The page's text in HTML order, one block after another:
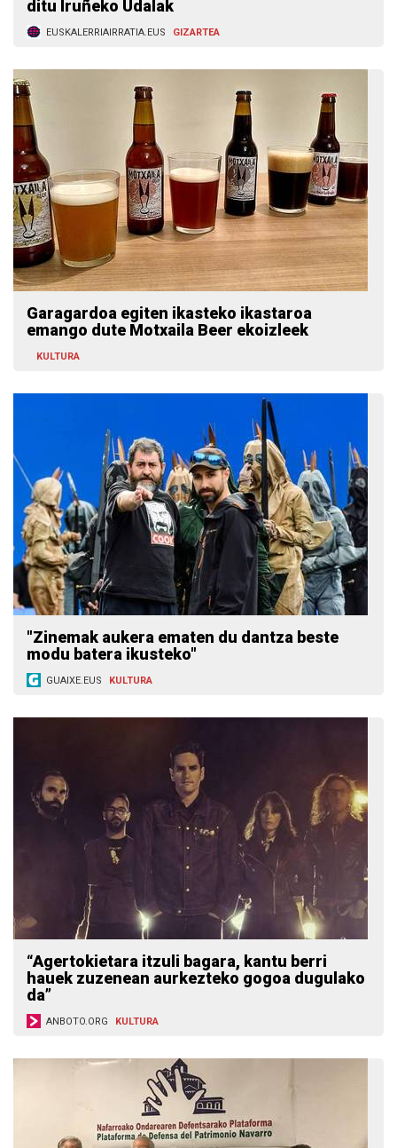
ditu Iruñeko Udalak
EUSKALERRIAIRRATIA.EUS GIZARTEA
Garagardoa egiten ikasteko ikastaroa
emango dute Motxaila Beer ekoizleek
KULTURA
"Zinemak aukera ematen du dantza beste
modu batera ikusteko"
GUAIXE.EUS KULTURA
“Agertokietara itzuli bagara, kantu berri
hauek zuzenean aurkezteko gogoa dugulako
da”
ANBOTO.ORG KULTURA